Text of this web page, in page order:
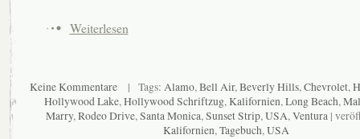
Weiterlesen
Keine Kommentare| Tags: Alamo,Bell Air,Beverly Hills,Chevrolet,
Hollywood Lake,Hollywood Schriftzug,Kalifornien,Long Beach,
Marry,Rodeo Drive,Santa Monica,Sunset Strip,USA,Ventura |
Kalifornien,Tagebuch,USA